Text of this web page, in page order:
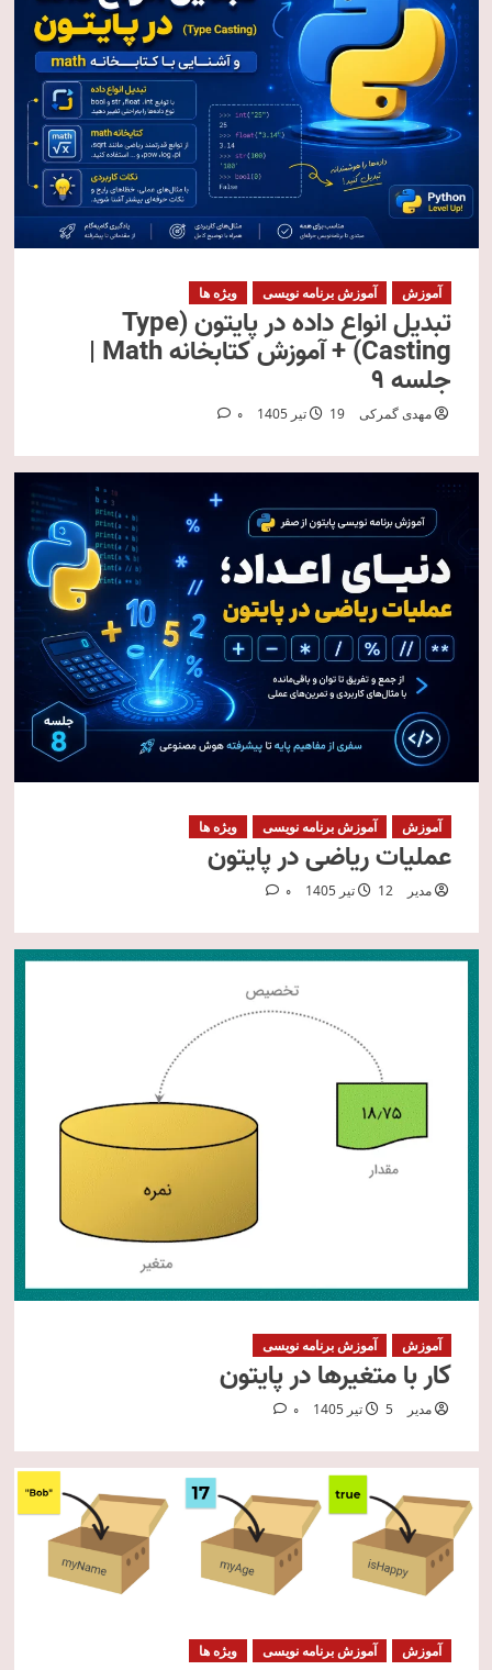
آموزش آموزش برنامه نویسی ویژه ها
تبدیل انواع داده در پایتون (Type
Casting) + آموزش کتابخانه Math |
جلسه ۹
مهدی گمرکی 19 تیر 1405 0
آموزش آموزش برنامه نویسی ویژه ها
عملیات ریاضی در پایتون
مدیر 12 تیر 1405 0
آموزش آموزش برنامه نویسی
کار با متغیرها در پایتون
مدیر 5 تیر 1405 0
آموزش آموزش برنامه نویسی ویژه ها